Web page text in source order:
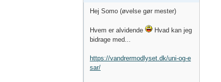
Hej Somo (øvelse gør mester)
Hvem er alvidende
Hvad kan jeg
bidrage med...
https://vandrermodlyset.dk/uni-og-e
sar/